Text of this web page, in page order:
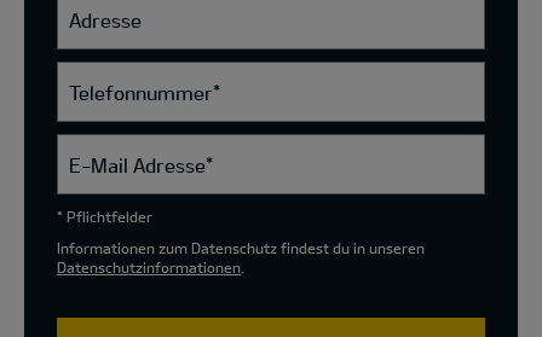
Adresse
Telefonnummer*
E-Mail Adresse*
* Pflichtfelder
Informationen zum Datenschutz findest du in unseren
Datenschutzinformationen